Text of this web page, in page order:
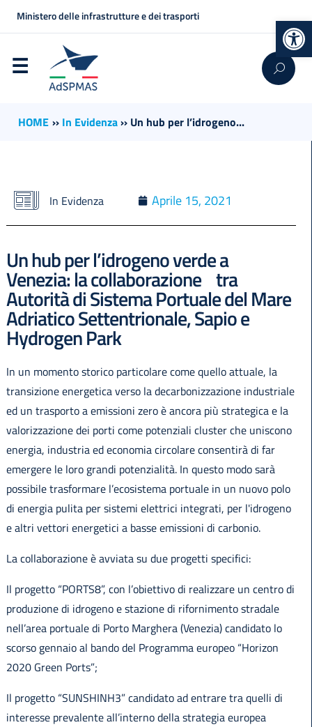
Ministero delle infrastrutture e dei trasporti
HOME ›› In Evidenza›› Un hub per l’idrogeno...
In Evidenza Aprile 15, 2021
Un hub per l’idrogeno verde a
Venezia: la collaborazione tra
Autorità di Sistema Portuale del Mare
Adriatico Settentrionale, Sapio e
Hydrogen Park
In un momento storico particolare come quello attuale, la
transizione energetica verso la decarbonizzazione industriale
ed un trasporto a emissioni zero è ancora più strategica e la
valorizzazione dei porti come potenziali cluster che uniscono
energia, industria ed economia circolare consentirà di far
emergere le loro grandi potenzialità. In questo modo sarà
possibile trasformare l’ecosistema portuale in un nuovo polo
di energia pulita per sistemi elettrici integrati, per l'idrogeno
e altri vettori energetici a basse emissioni di carbonio.
La collaborazione è avviata su due progetti specifici:
Il progetto “PORTS8”, con l’obiettivo di realizzare un centro di
produzione di idrogeno e stazione di rifornimento stradale
nell’area portuale di Porto Marghera (Venezia) candidato lo
scorso gennaio al bando del Programma europeo “Horizon
2020 Green Ports”;
Il progetto “SUNSHINH3” candidato ad entrare tra quelli di
interesse prevalente all’interno della strategia europea